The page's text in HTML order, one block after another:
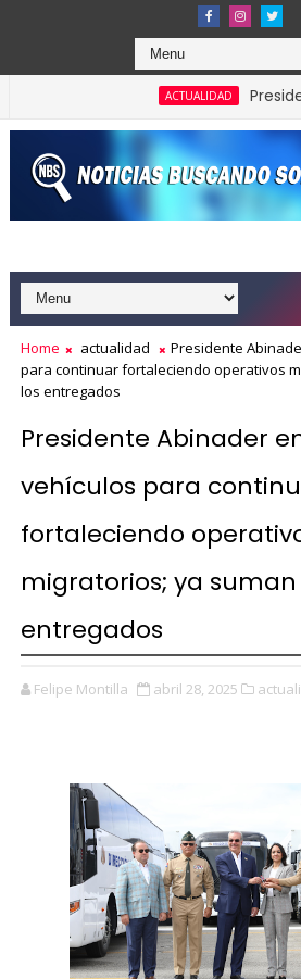
ACTUALIDAD
Presidente
los Effie Awards República
Home actualidad
Presidente
para continuar fortaleciendo operativos
los entregados
Presidente Abinader
vehículos para
fortaleciendo
migratorios; ya suman
entregados
Felipe Montilla abril 28, 2025